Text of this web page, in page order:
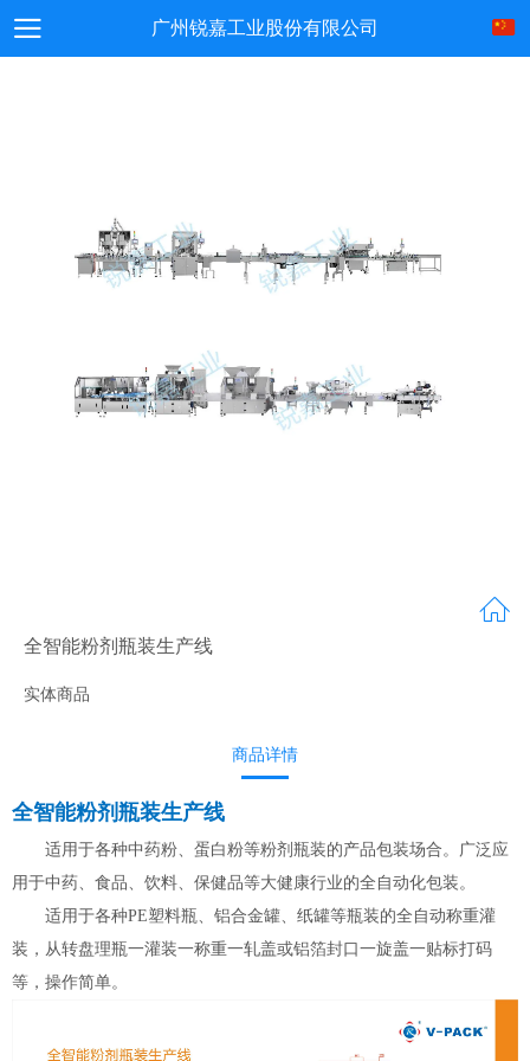
广州锐嘉工业股份有限公司
全智能粉剂瓶装生产线
实体商品
商品详情
全智能粉剂瓶装生产线
适用于各种中药粉、蛋白粉等粉剂瓶装的产品包装场合。广泛应
用于中药、食品、饮料、保健品等大健康行业的全自动化包装。
适用于各种PE塑料瓶、铝合金罐、纸罐等瓶装的全自动称重灌
装，从转盘理瓶一灌装一称重一轧盖或铝箔封口一旋盖一贴标打码
等，操作简单。